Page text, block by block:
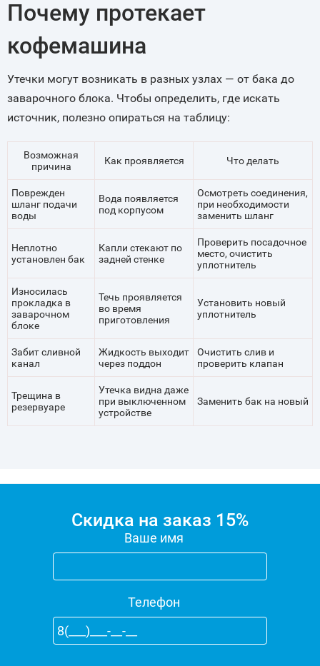
Почему протекает
кофемашина
Утечки могут возникать в разных узлах — от бака до
заварочного блока. Чтобы определить, где искать
источник, полезно опираться на таблицу:
Возможная
причина
Как проявляется Что делать
Поврежден
шланг подачи
воды
Вода появляется
под корпусом
Осмотреть соединения,
при необходимости
заменить шланг
Неплотно
установлен бак
Капли стекают по
задней стенке
Проверить посадочное
место, очистить
уплотнитель
Износилась
прокладка в
заварочном
блоке
Течь проявляется
во время
приготовления
Установить новый
уплотнитель
Забит сливной
канал
Жидкость выходит
через поддон
Очистить слив и
проверить клапан
Трещина в
резервуаре
Утечка видна даже
при выключенном
устройстве
Заменить бак на новый
Скидка на заказ 15%
Ваше имя
Телефон